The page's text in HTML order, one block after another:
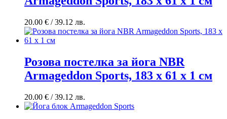
20.00 € / 39.12 лв.
Розова постелка за йога NBR
Armageddon Sports, 183 x 61 x 1 см
20.00 € / 39.12 лв.